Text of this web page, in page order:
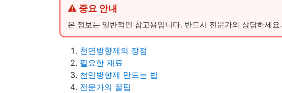
⚠ 중요 안내
본 정보는 일반적인 참고용입니다. 반드시 전문가와 상담하세요.
천연방향제의 장점
필요한 재료
천연방향제 만드는 법
전문가의 꿀팁